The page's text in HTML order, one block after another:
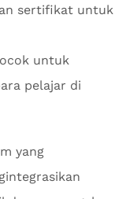
sertifikat untuk
untuk
pelajar di
yang